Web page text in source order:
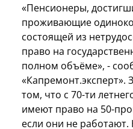
«Пенсионеры,
проживающие
состоящей из
право на
полном объёме», -
«Капремонт.эксперт».
том, что с 70-ти
имеют право на 50-
если они не работают.